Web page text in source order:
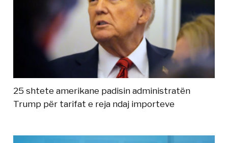
25 shtete amerikane padisin administratën
Trump për tarifat e reja ndaj importeve